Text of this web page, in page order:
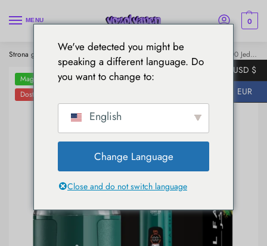
MENU 0
Strona główna Al Fakher AL Fakher 8000 Crystal AL Fakher 8000 Jednorazowy papieros elektroniczny - cytrynowa limonka
Magazyny UE
Dostawa w ciągu 5-7 dni
USD $
EUR
We've detected you might be
speaking a different language. Do
you want to change to:
English
Change Language
Close and do not switch language